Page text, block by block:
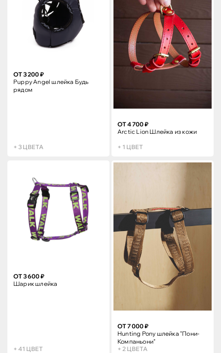
ОТ 3 200 ₽
Puppy Angel шлейка Будь
рядом
+ 3 ЦВЕТА
ОТ 4 700 ₽
Arctic Lion Шлейка из кожи
+ 1 ЦВЕТ
ОТ 3 600 ₽
Шарик шлейка
+ 41 ЦВЕТ
ОТ 7 000 ₽
Hunting Pony шлейка "Пони-
Компаньони"
+ 2 ЦВЕТА